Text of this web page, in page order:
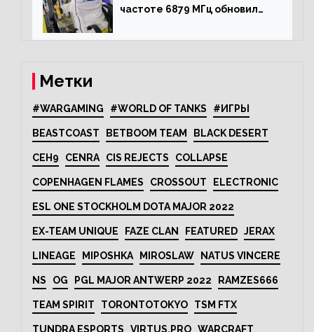
частоте 6879 МГц обновил
Метки
#WARGAMING #WORLD OF TANKS #ИГРЫ
BEASTCOAST BETBOOM TEAM BLACK DESERT
CEH9 CENRA CIS REJECTS COLLAPSE
COPENHAGEN FLAMES CROSSOUT ELECTRONIC
ESL ONE STOCKHOLM DOTA MAJOR 2022
EX-TEAM UNIQUE FAZE CLAN FEATURED JERAX
LINEAGE MIPOSHKA MIROSLAW NATUS VINCERE
NS OG PGL MAJOR ANTWERP 2022 RAMZES666
TEAM SPIRIT TORONTOTOKYO TSM FTX
TUNDRA ESPORTS VIRTUS.PRO WARCRAFT